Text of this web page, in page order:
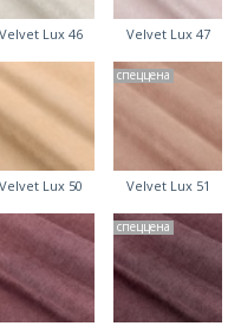
Velvet Lux 46 Velvet Lux 47
Velvet Lux 50
спеццена
Velvet Lux 51
спеццена